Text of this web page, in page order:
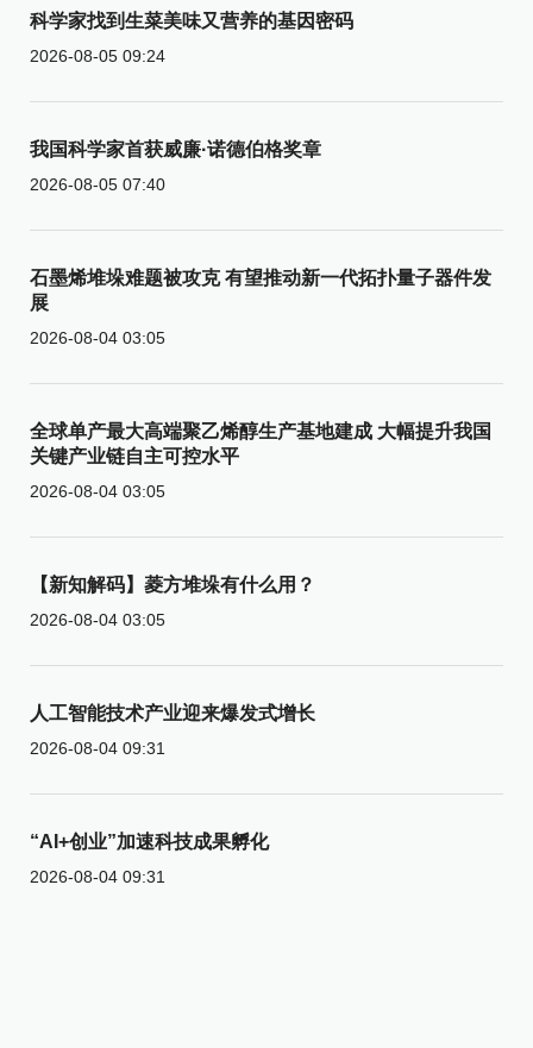
科学家找到生菜美味又营养的基因密码
2026-08-05 09:24
我国科学家首获威廉·诺德伯格奖章
2026-08-05 07:40
石墨烯堆垛难题被攻克 有望推动新一代拓扑量子器件发
展
2026-08-04 03:05
全球单产最大高端聚乙烯醇生产基地建成 大幅提升我国
关键产业链自主可控水平
2026-08-04 03:05
【新知解码】菱方堆垛有什么用？
2026-08-04 03:05
人工智能技术产业迎来爆发式增长
2026-08-04 09:31
“AI+创业”加速科技成果孵化
2026-08-04 09:31